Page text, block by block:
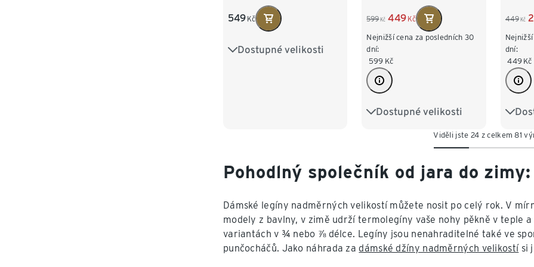
549 Kč
Dostupné velikosti
S 36/38 M 40/42
599 Kč 449 Kč
Nejnižší cena za posledních 30
dní:
599 Kč
Dostupné velikosti
S 36/38 M 40/42
XL 48/50
XXL 52/54
449 Kč
dní:
449 Kč
S 36/
L
XXL
Viděli jste 24 z celkem 81
Pohodlný společník od jara do
Dámské legíny nadměrných velikostí můžete nosit po celý rok. V
modely z bavlny, v zimě udrží termolegíny vaše nohy pěkně v teple
variantách v ¾ nebo ⅞ délce. Legíny jsou nenahraditelné také ve
punčocháčů. Jako náhrada zadámské džíny nadměrných velikostísi